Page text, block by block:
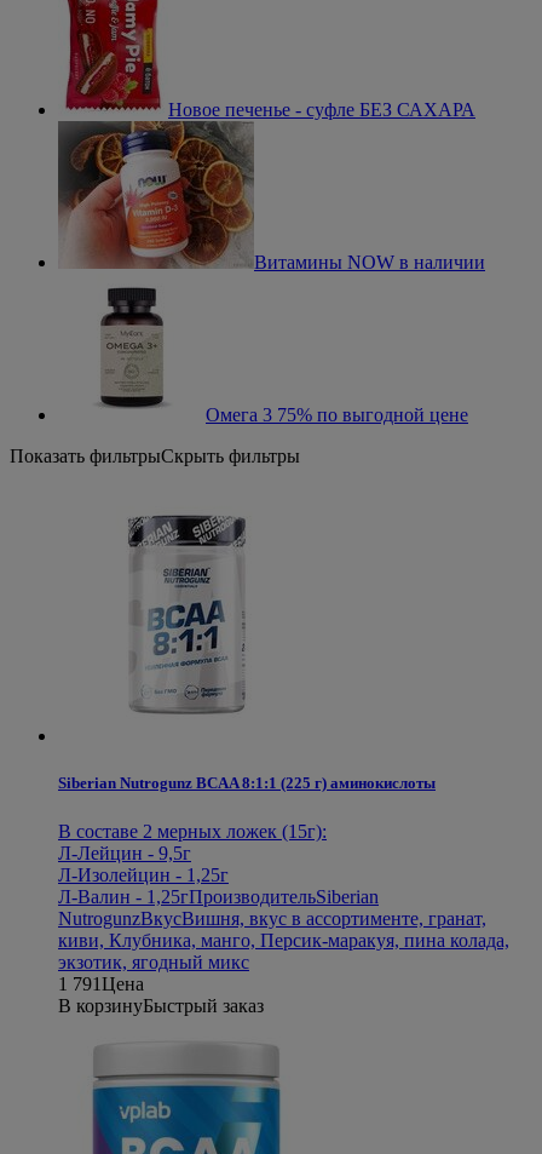
Новое печенье - суфле БЕЗ САХАРА
Витамины NOW в наличии
Омега 3 75% по выгодной цене
Показать фильтрыСкрыть фильтры
Siberian Nutrogunz BCAA 8:1:1 (225 г) аминокислоты
В составе 2 мерных ложек (15г):
Л-Лейцин - 9,5г
Л-Изолейцин - 1,25г
Л-Валин - 1,25гПроизводительSiberian
NutrogunzВкусВишня, вкус в ассортименте, гранат,
киви, Клубника, манго, Персик-маракуя, пина колада,
экзотик, ягодный микс
1 791Цена
В корзинуБыстрый заказ